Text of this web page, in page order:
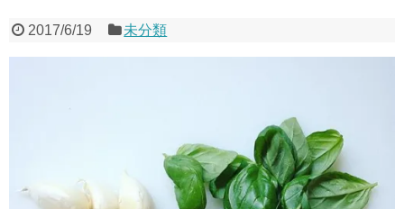
2017/6/19 未分類